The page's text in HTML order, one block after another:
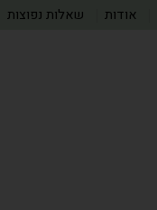
אודות שאלות נפוצות